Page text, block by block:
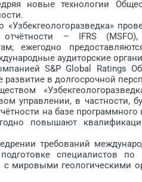
новые технологии
– IFRS
ежегодно
аудиторские
S&P Global Ratings
развитие в долгосрочной
управлении, в частности,
на базе
повышают
требований
специалистов
мировыми геологическими